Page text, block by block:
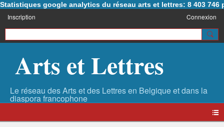
Statistiques google analytics du réseau arts et lettres: 8 403 746
Inscription Connexion
Arts et Lettres